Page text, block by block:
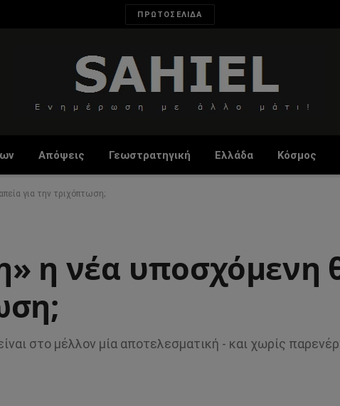
ΠΡΩΤΟΣΕΛΙΔΑ
Απόψεις Γεωστρατηγική Ελλάδα Κόσμος
για την τριχόπτωση;
η νέα υποσχόμενη
στο μέλλον μία αποτελεσματική - και χωρίς